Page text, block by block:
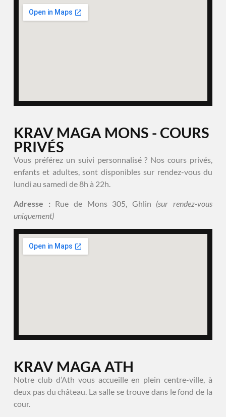
KRAV MAGA MONS - COURS
PRIVÉS
Vous préférez un suivi personnalisé ? Nos cours privés,
enfants et adultes, sont disponibles sur rendez-vous du
lundi au samedi de 8h à 22h.
Adresse : Rue de Mons 305, Ghlin (sur rendez-vous
uniquement)
KRAV MAGA ATH
Notre club d’Ath vous accueille en plein centre-ville, à
deux pas du château. La salle se trouve dans le fond de la
cour.